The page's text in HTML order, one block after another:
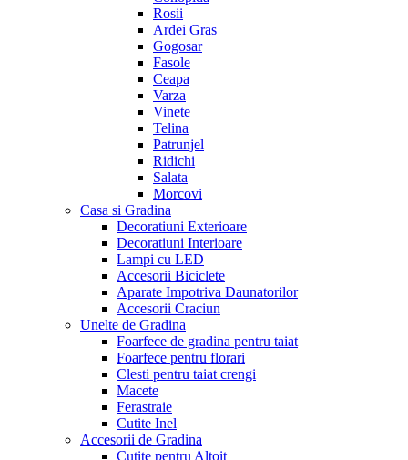
Rosii
Ardei Gras
Gogosar
Fasole
Ceapa
Varza
Vinete
Telina
Patrunjel
Ridichi
Salata
Morcovi
Casa si Gradina
Decoratiuni Exterioare
Decoratiuni Interioare
Lampi cu LED
Accesorii Biciclete
Aparate Impotriva Daunatorilor
Accesorii Craciun
Unelte de Gradina
Foarfece de gradina pentru taiat
Foarfece pentru florari
Clesti pentru taiat crengi
Macete
Ferastraie
Cutite Inel
Accesorii de Gradina
Cutite pentru Altoit